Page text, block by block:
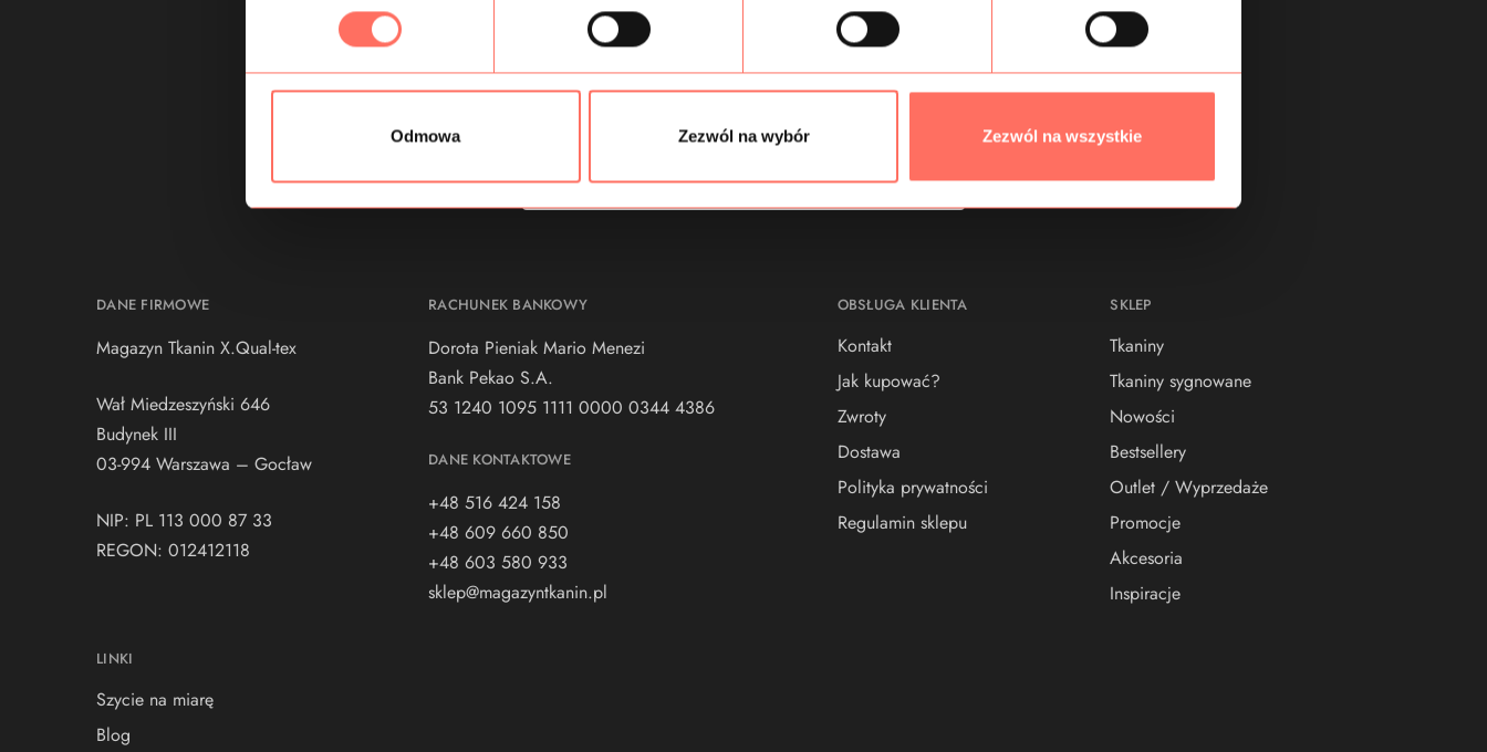
y
Odmowa Zezwól na wybór Zezwól na wszystkie
Wyrażam zgodę na otrzymywanie drogą elektroniczną na
wskazany przeze mnie adres email informacji handlowej w
rozumieniu art. 10 ust. 1 ustawy z dnia 18 lipca 2002 roku o
świadczeniu usług drogą elektroniczną od Magazyn Tkanin
X.Qual-tex, Wał Miedzeszyński 646, Budynek III, 03-994
DANE FIRMOWE
Magazyn Tkanin X.Qual-tex
Wał Miedzeszyński 646
Budynek III
03-994 Warszawa – Gocław
NIP: PL 113 000 87 33
REGON: 012412118
LINKI
Szycie na miarę
Blog
RACHUNEK BANKOWY
Dorota Pieniak Mario Menezi
Bank Pekao S.A.
53 1240 1095 1111 0000 0344 4386
DANE KONTAKTOWE
+48 516 424 158
+48 609 660 850
+48 603 580 933
sklep@magazyntkanin.pl
OBSŁUGA KLIENTA
Kontakt
Jak kupować?
Zwroty
Dostawa
Polityka prywatności
Regulamin sklepu
SKLEP
Tkaniny
Tkaniny sygnowane
Nowości
Bestsellery
Outlet / Wyprzedaże
Promocje
Akcesoria
Inspiracje